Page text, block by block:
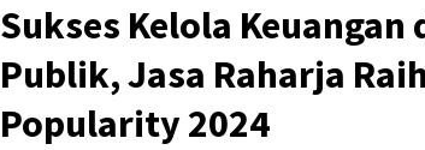
Sukses Kelola
Publik, Jasa Raharja
Popularity 2024